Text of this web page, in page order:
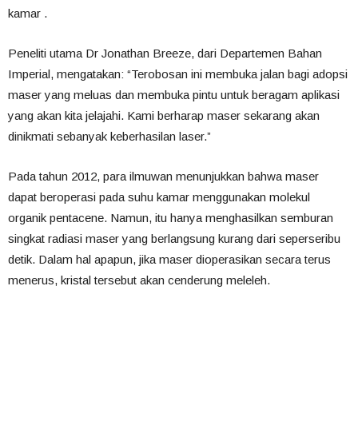
kamar .
Peneliti utama Dr Jonathan Breeze, dari Departemen Bahan
Imperial, mengatakan: “Terobosan ini membuka jalan bagi adopsi
maser yang meluas dan membuka pintu untuk beragam aplikasi
yang akan kita jelajahi. Kami berharap maser sekarang akan
dinikmati sebanyak keberhasilan laser.”
Pada tahun 2012, para ilmuwan menunjukkan bahwa maser
dapat beroperasi pada suhu kamar menggunakan molekul
organik pentacene. Namun, itu hanya menghasilkan semburan
singkat radiasi maser yang berlangsung kurang dari seperseribu
detik. Dalam hal apapun, jika maser dioperasikan secara terus
menerus, kristal tersebut akan cenderung meleleh.